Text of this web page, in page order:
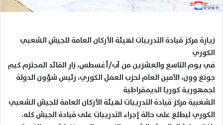
زيارة مركز قيادة التدريبات لهيئة الأركان العامة للجيش الشعبي
الكوري
في يوم التاسع والعشرين من آب/أغسطس، زار القائد المحترم كيم
جونغ وون، الأمين العام لحزب العمل الكوري، رئيس شؤون الدولة
لجمهورية كوريا الديمقراطية
الشعبية مركز قيادة التدريبات لهيئة الأركان العامة للجيش الشعبي
الكوري ليطلع على حالة إجراء التدريبات على قيادة الجيش كله.